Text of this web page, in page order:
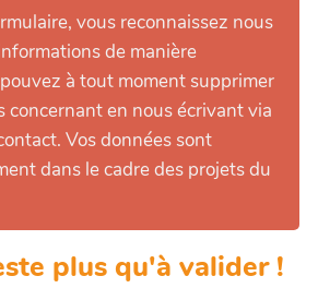
vous reconnaissez nous
de manière
à tout moment supprimer
concernant en nous écrivant via
Vos données sont
dans le cadre des projets du
plus qu'à valider !